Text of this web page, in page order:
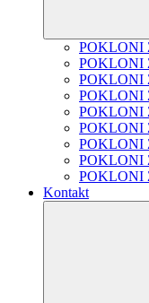
POKLONI
POKLONI
POKLONI
POKLONI
POKLONI
POKLONI
POKLONI
POKLONI
POKLONI
Kontakt